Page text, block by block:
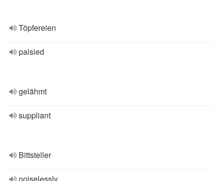
Töpfereien
palsied
gelähmt
suppliant
Bittsteller